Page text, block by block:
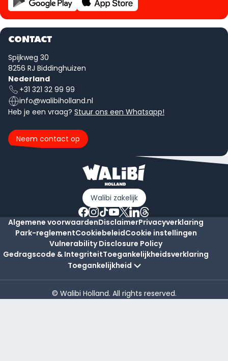
CONTACT
Spijkweg 30
8256 RJ Biddinghuizen
Nederland
+31 321 32 99 99
info@walibiholland.nl
Heb je een vraag? Stuur ons een Whatsapp!
Neem contact op
Walibi zakelijk
Algemene voorwaardenDisclaimerPrivacyverklaring
Park-reglementCookiebeleidCookie instellingen
Vulnerability Disclosure Policy
Gedragscode & IntegriteitToegankelijkheidsverklaring
Toegankelijkheid
© Walibi Holland. All rights reserved.